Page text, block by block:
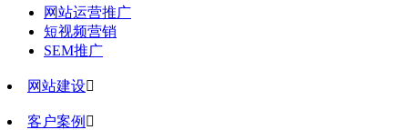
网站运营推广
短视频营销
SEM推广
网站建设
客户案例 